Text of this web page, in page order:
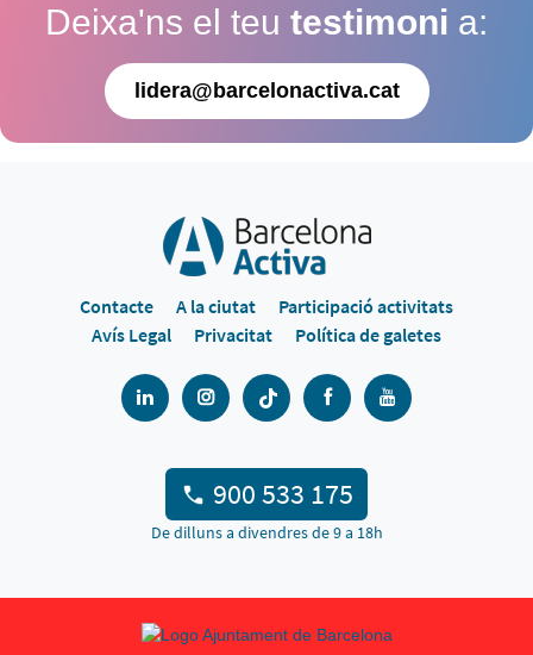
Deixa'ns el teu testimoni a:
lidera@barcelonactiva.cat
Contacte A la ciutat
Participació activitats
Avís Legal
Privacitat Política de galetes
900 533 175
De dilluns a divendres de 9 a 18h